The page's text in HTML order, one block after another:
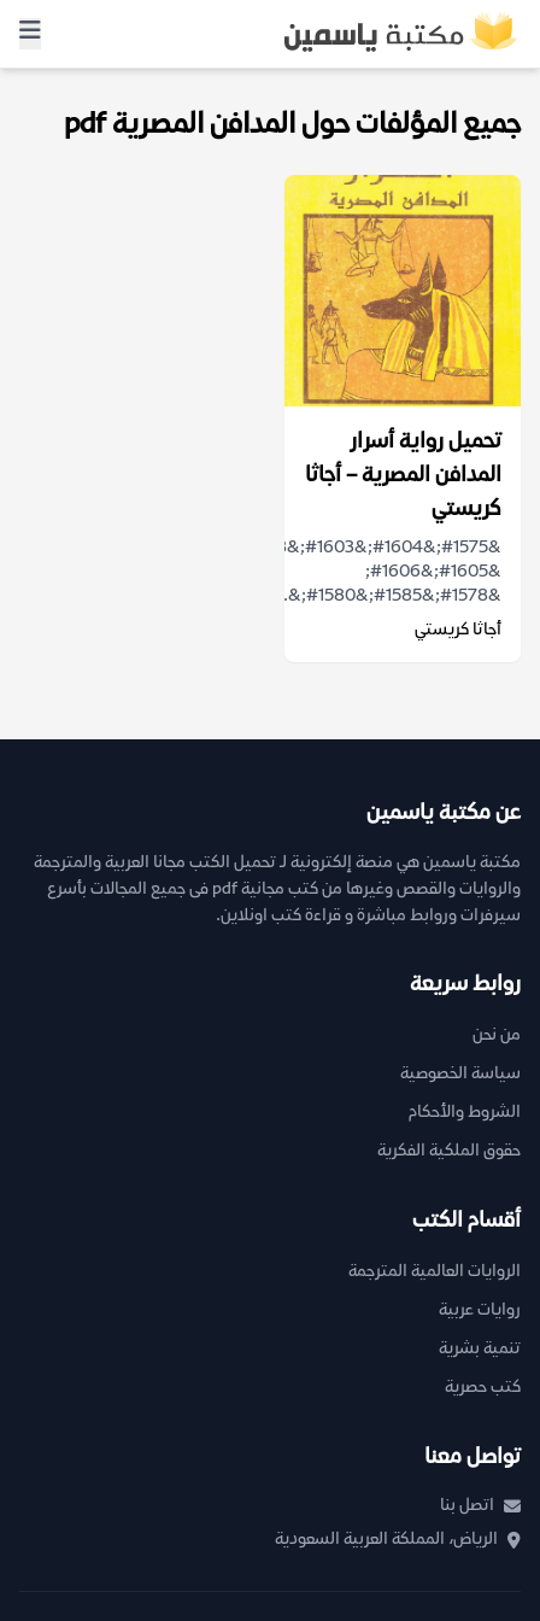
جميع المؤلفات حول المدافن المصرية pdf
تحميل رواية أسرار
المدافن المصرية – أجاثا
كريستي
&#1605;&#1606;
&#1578;&#1585;&#1580;&...
أجاثا كريستي
عن مكتبة ياسمين
مكتبة ياسمين هي منصة إلكترونية لـ تحميل الكتب مجانا العربية والمترجمة
والروايات والقصص وغيرها من كتب مجانية pdf فى جميع المجالات بأسرع
سيرفرات وروابط مباشرة و قراءة كتب اونلاين.
روابط سريعة
من نحن
سياسة الخصوصية
الشروط والأحكام
حقوق الملكية الفكرية
أقسام الكتب
الروايات العالمية المترجمة
روايات عربية
تنمية بشرية
كتب حصرية
تواصل معنا
اتصل بنا
الرياض، المملكة العربية السعودية